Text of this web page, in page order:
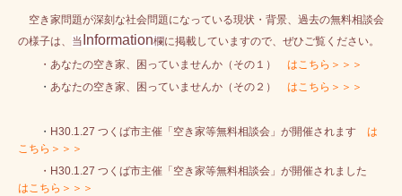
空き家問題が深刻な社会問題になっている現状・背景、過去の無料相談会
の様子は、 当 Information欄に掲載していますので、ぜひご覧ください。
・あなたの空き家、困っていませんか（その１）
はこちら＞＞＞
・ あなたの空き家、困っていませんか（その２） はこちら＞＞＞
・ H30.1.27 つくば市主催「空き家等無料相談会」が開催されます は
こちら＞＞＞
・H30.1.27 つくば市主催「空き家等無料相談会」が開催されました
はこちら＞＞＞